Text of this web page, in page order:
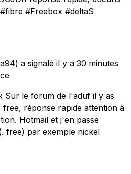
#Freebox #deltaS
a signalé il y a 30 minutes
Sur le forum de l'aduf il y as
free, réponse rapide attention à
Hotmail et j'en passe
free) par exemple nickel